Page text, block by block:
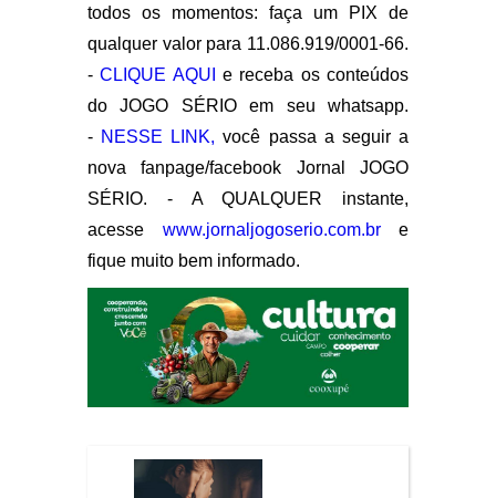
todos os momentos: faça um PIX de
qualquer valor para 11.086.919/0001-66.
-CLIQUE AQUI
e receba os conteúdos
do JOGO SÉRIO em seu whatsapp.
- NESSE LINK, você passa a seguir a
nova fanpage/facebook Jornal JOGO
SÉRIO. - A QUALQUER instante,
acesse www.jornaljogoserio.com.bre
fique muito bem informado.